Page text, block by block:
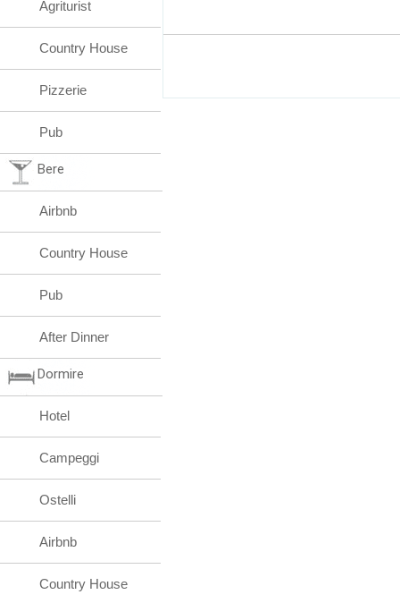
Agriturist
Country House
Pizzerie
Pub
Bere
Airbnb
Country House
Pub
After Dinner
Dormire
Hotel
Campeggi
Ostelli
Airbnb
Country House